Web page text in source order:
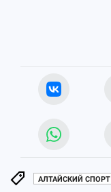
АЛТАЙСКИЙ СПОРТ